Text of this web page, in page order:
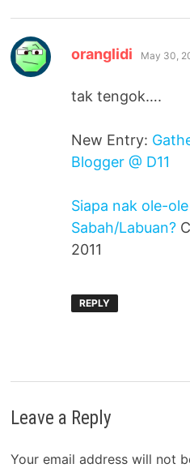
oranglidi says:
May 30,
tak tengok….
New Entry:
Blogger @ D11
Siapa nak ole-
Sabah/Labuan?
2011
REPLY
Leave a Reply
Your email address will not